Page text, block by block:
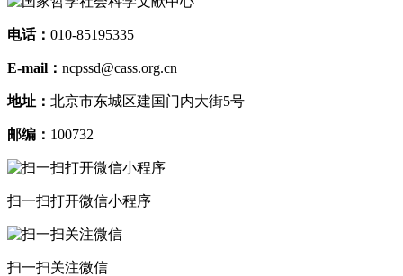
电话： 010-85195335
E-mail： ncpssd@cass.org.cn
地址： 北京市东城区建国门内大街5号
邮编： 100732
扫一扫打开微信小程序
扫一扫关注微信